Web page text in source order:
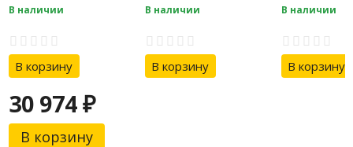
В наличии
В корзину
В наличии
В корзину
В наличии
В корзину
30 974₽
В корзину